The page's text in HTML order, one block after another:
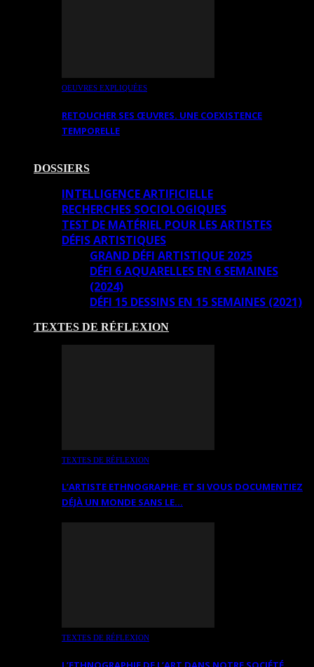
OEUVRES EXPLIQUÉES
RETOUCHER SES ŒUVRES. UNE COEXISTENCE
TEMPORELLE
DOSSIERS
INTELLIGENCE ARTIFICIELLE
RECHERCHES SOCIOLOGIQUES
TEST DE MATÉRIEL POUR LES ARTISTES
DÉFIS ARTISTIQUES
GRAND DÉFI ARTISTIQUE 2025
DÉFI 6 AQUARELLES EN 6 SEMAINES
(2024)
DÉFI 15 DESSINS EN 15 SEMAINES (2021)
TEXTES DE RÉFLEXION
TEXTES DE RÉFLEXION
L’ARTISTE ETHNOGRAPHE: ET SI VOUS DOCUMENTIEZ
DÉJÀ UN MONDE SANS LE…
TEXTES DE RÉFLEXION